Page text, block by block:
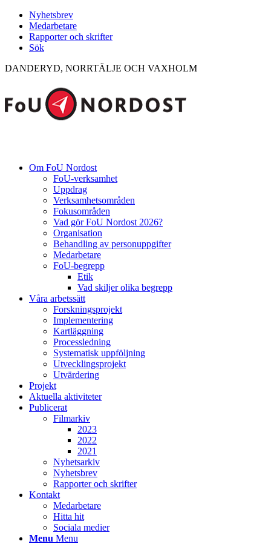
Nyhetsbrev
Medarbetare
Rapporter och skrifter
Sök
DANDERYD, NORRTÄLJE OCH VAXHOLM
Om FoU Nordost
FoU-verksamhet
Uppdrag
Verksamhetsområden
Fokusområden
Vad gör FoU Nordost 2026?
Organisation
Behandling av personuppgifter
Medarbetare
FoU-begrepp
Etik
Vad skiljer olika begrepp
Våra arbetssätt
Forskningsprojekt
Implementering
Kartläggning
Processledning
Systematisk uppföljning
Utvecklingsprojekt
Utvärdering
Projekt
Aktuella aktiviteter
Publicerat
Filmarkiv
2023
2022
2021
Nyhetsarkiv
Nyhetsbrev
Rapporter och skrifter
Kontakt
Medarbetare
Hitta hit
Sociala medier
Menu Menu